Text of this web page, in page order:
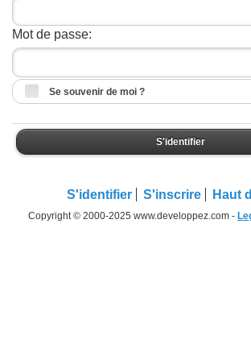
Mot de passe:
Se souvenir de moi ?
S'identifier
S'identifier S'inscrire Haut
Copyright © 2000-2025 www.developpez.com -